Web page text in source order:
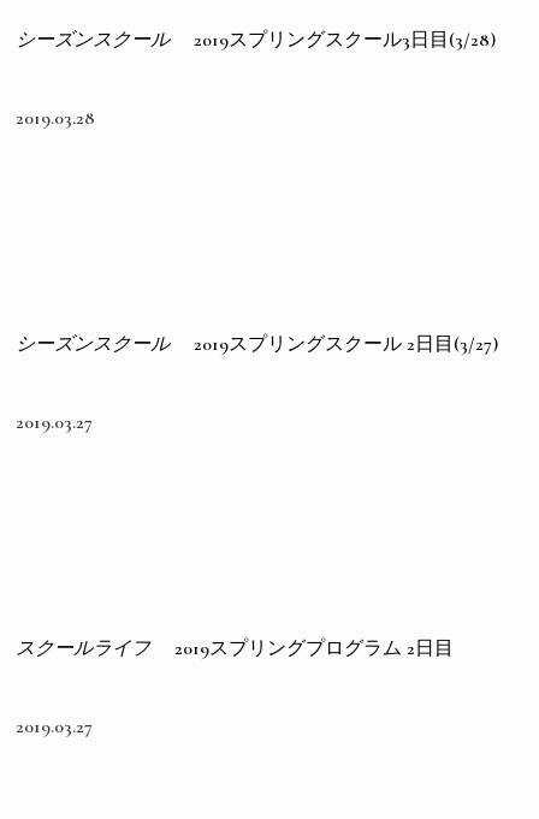
シーズンスクール 2019スプリングスクール3日目(3/28)
2019.03.28
シーズンスクール 2019スプリングスクール 2日目(3/27)
2019.03.27
スクールライフ 2019スプリングプログラム 2日目
2019.03.27